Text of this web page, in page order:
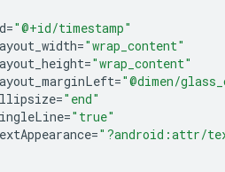
="@+id/timestamp"
="wrap_content"
="wrap_content"
="@dimen/
="end"
="true"
="?android:attr/